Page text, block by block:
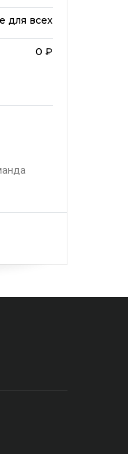
для всех
0 ₽